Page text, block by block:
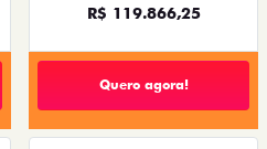
R$ 119.866,25
Quero agora!